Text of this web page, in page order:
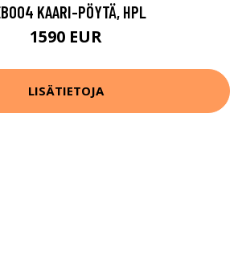
KAARI-PÖYTÄ, HPL
1590 EUR
LISÄTIETOJA